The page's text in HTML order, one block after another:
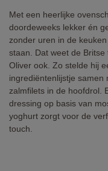
Met een heerlijke
doordeweeks lekker én
zonder uren in de
staan. Dat weet de Britse
Oliver ook. Zo stelde hij
ingrediëntenlijstje samen
zalmfilets in de hoofdrol.
dressing op basis van
yoghurt zorgt voor de
touch.